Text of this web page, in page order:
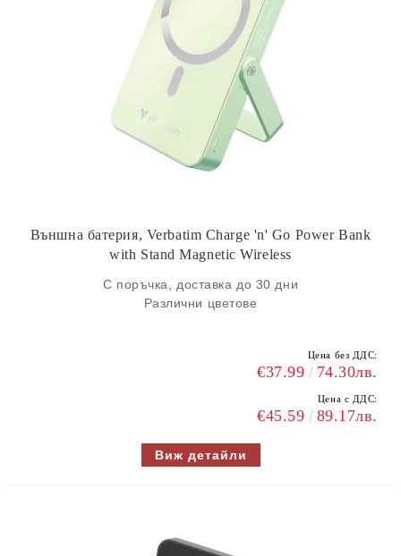
Външна батерия, Verbatim Charge 'n' Go Power Bank
with Stand Magnetic Wireless
С поръчка, доставка до 30 дни
Различни цветове
Цена без ДДС:
€37.99 74.30лв.
Цена с ДДС:
€45.59 89.17лв.
Виж детайли